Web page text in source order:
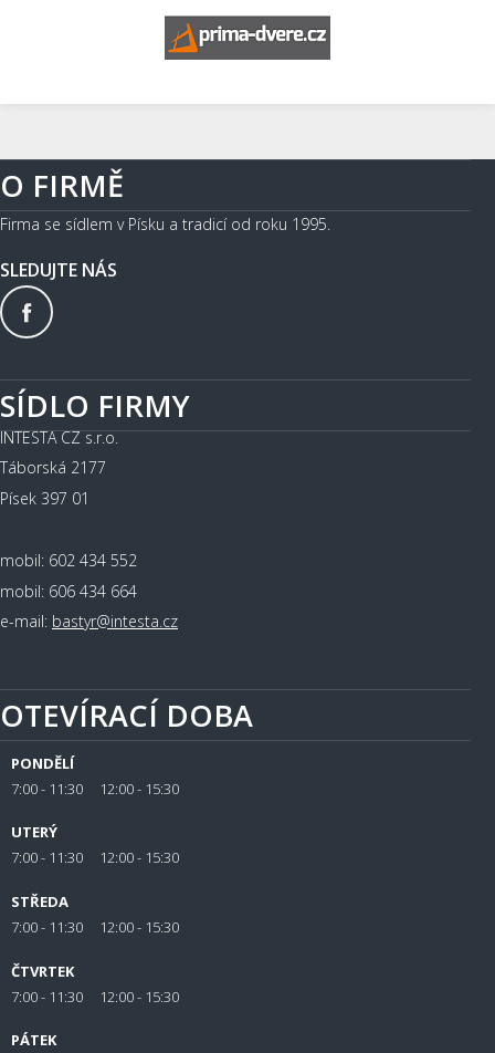
O FIRMĚ
Firma se sídlem v Písku a tradicí od roku 1995.
SLEDUJTE NÁS
SÍDLO FIRMY
INTESTA CZ s.r.o.
Táborská 2177
Písek 397 01
mobil: 602 434 552
mobil: 606 434 664
e-mail: bastyr@intesta.cz
OTEVÍRACÍ DOBA
PONDĚLÍ
7:00 - 11:30 12:00 - 15:30
UTERÝ
7:00 - 11:30 12:00 - 15:30
STŘEDA
7:00 - 11:30 12:00 - 15:30
ČTVRTEK
7:00 - 11:30 12:00 - 15:30
PÁTEK